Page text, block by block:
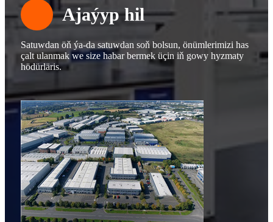
Ajaýyp hil
Satuwdan öň ýa-da satuwdan soň bolsun, önümlerimizi has
çalt ulanmak we size habar bermek üçin iň gowy hyzmaty
hödürläris.